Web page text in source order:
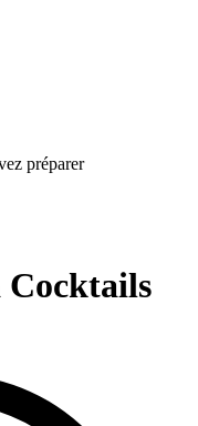
préparer
Cocktails